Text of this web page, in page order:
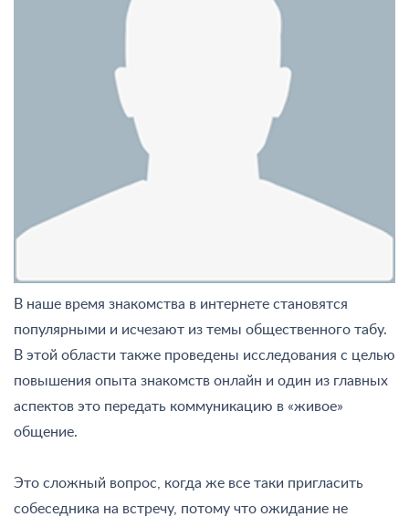
В наше время знакомства в интернете становятся
популярными и исчезают из темы общественного табу.
В этой области также проведены исследования с целью
повышения опыта знакомств онлайн и один из главных
аспектов это передать коммуникацию в «живое»
общение.
Это сложный вопрос, когда же все таки пригласить
собеседника на встречу, потому что ожидание не